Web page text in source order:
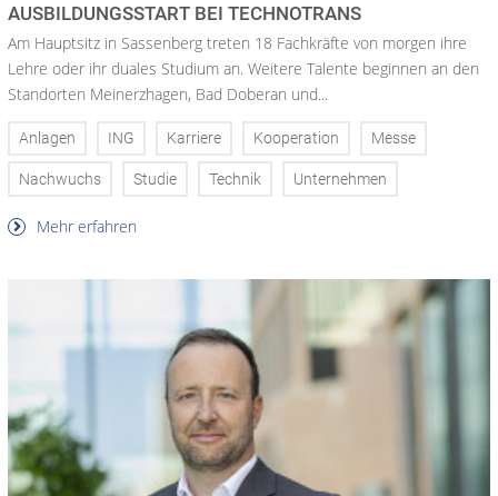
AUSBILDUNGSSTART BEI TECHNOTRANS
Am Hauptsitz in Sassenberg treten 18 Fachkräfte von morgen ihre
Lehre oder ihr duales Studium an. Weitere Talente beginnen an den
Standorten Meinerzhagen, Bad Doberan und...
Anlagen ING Karriere Kooperation Messe
Nachwuchs Studie Technik Unternehmen
Mehr erfahren